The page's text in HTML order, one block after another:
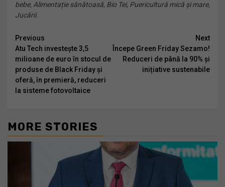
bebe, Alimentație sănătoasă, Bio Tei, Puericultură mică și mare,
Jucării.
Continue
Reading
Previous
Atu Tech investește 3,5
milioane de euro în stocul de
produse de Black Friday și
oferă, în premieră, reduceri
la sisteme fotovoltaice
Next
Începe Green Friday Sezamo!
Reduceri de până la 90% și
inițiative sustenabile
MORE STORIES